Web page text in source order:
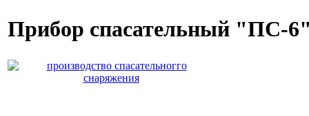
Прибор спасательный "ПС-